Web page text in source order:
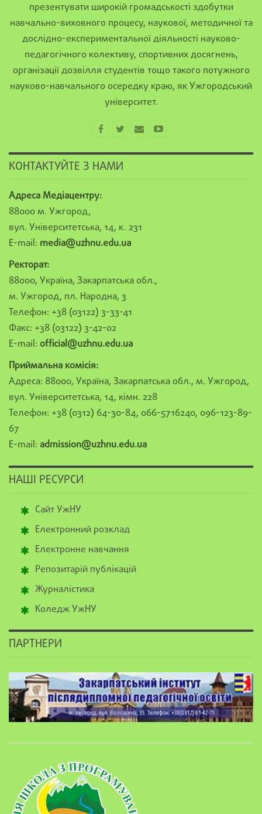
презентувати широкій громадськості здобутки
навчально-виховного процесу, наукової, методичної та
дослідно-експериментальної діяльності науково-
педагогічного колективу, спортивних досягнень,
організації дозвілля студентів тощо такого потужного
науково-навчального осередку краю, як Ужгородський
університет.
КОНТАКТУЙТЕ З НАМИ
Адреса Медіацентру:
88000 м. Ужгород,
вул. Університетська, 14, к. 231
E-mail: media@uzhnu.edu.ua
Ректорат:
88000, Україна, Закарпатська обл.,
м. Ужгород, пл. Народна, 3
Телефон: +38 (03122) 3-33-41
Факс: +38 (03122) 3-42-02
E-mail: official@uzhnu.edu.ua
Приймальна комісія:
Адреса: 88000, Україна, Закарпатська обл., м. Ужгород,
вул. Університетська, 14, кімн. 228
Телефон: +38 (0312) 64-30-84, 066-5716240, 096-123-89-
67
E-mail: admission@uzhnu.edu.ua
НАШІ РЕСУРСИ
Сайт УжНУ
Електронний розклад
Електронне навчання
Репозитарій публікацій
Журналістика
Коледж УжНУ
ПАРТНЕРИ